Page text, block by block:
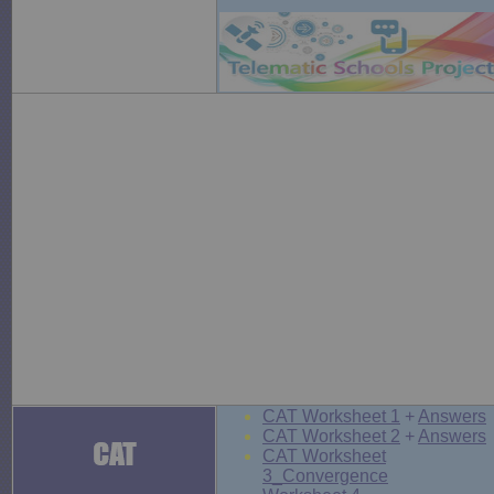
CAT Worksheet 1 + Answers
CAT Worksheet 2 + Answers
CAT Worksheet
3_Convergence